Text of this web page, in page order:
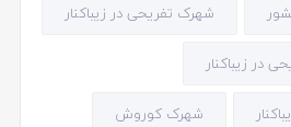
شهرک تفریحی در زیباکنار
در زیباکنار
شهرک کوروش